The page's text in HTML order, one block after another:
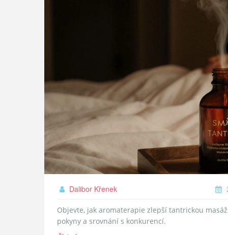
Dalibor Křenek
Objevte, jak aromaterapie zlepší tantrickou
pokyny a srovnání s konkurencí.